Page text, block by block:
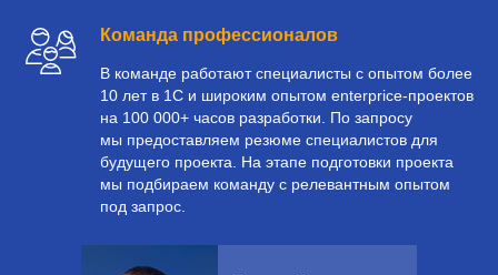
Команда профессионалов
В команде работают специалисты с опытом более
10 лет в 1С и широким опытом enterprice-проектов
на 100 000+ часов разработки. По запросу
мы предоставляем резюме специалистов для
будущего проекта. На этапе подготовки проекта
мы подбираем команду с релевантным опытом
под запрос.